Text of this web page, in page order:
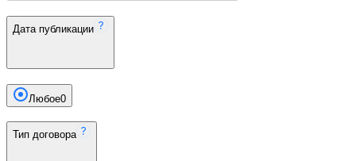
Дата публикации
Любое0
Тип договора